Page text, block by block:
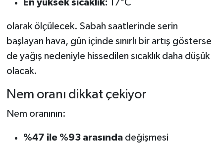
En yüksek sıcaklık: 17°C
olarak ölçülecek. Sabah saatlerinde serin
başlayan hava, gün içinde sınırlı bir artış gösterse
de yağış nedeniyle hissedilen sıcaklık daha düşük
olacak.
Nem oranı dikkat çekiyor
Nem oranının:
%47 ile %93 arasındadeğişmesi